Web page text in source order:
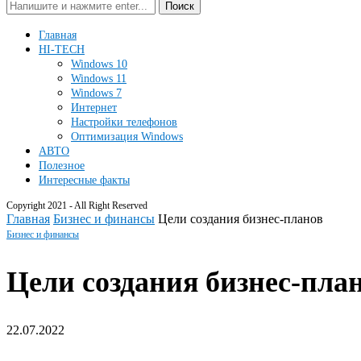
Поиск
Главная
HI-TECH
Windows 10
Windows 11
Windows 7
Интернет
Настройки телефонов
Оптимизация Windows
АВТО
Полезное
Интересные факты
Copyright 2021 - All Right Reserved
Главная Бизнес и финансы Цели создания бизнес-планов
Бизнес и финансы
Цели создания бизнес-
22.07.2022